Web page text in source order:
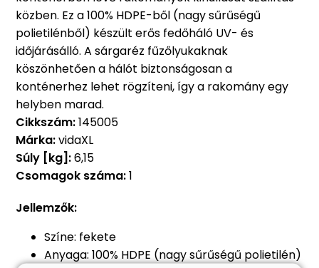
közben. Ez a 100% HDPE-ből (nagy sűrűségű
polietilénből) készült erős fedőháló UV- és
időjárásálló. A sárgaréz fűzőlyukaknak
köszönhetően a hálót biztonságosan a
konténerhez lehet rögzíteni, így a rakomány egy
helyben marad.
Cikkszám:145005
Márka:vidaXL
Súly [kg]:6,15
Csomagok száma:1
Jellemzők:
Színe: fekete
Anyaga: 100% HDPE (nagy sűrűségű polietilén)